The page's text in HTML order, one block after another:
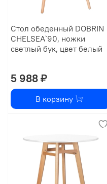
Стол обеденный DOBRIN
CHELSEA`90, ножки
светлый бук, цвет белый
5 988 ₽
В корзину